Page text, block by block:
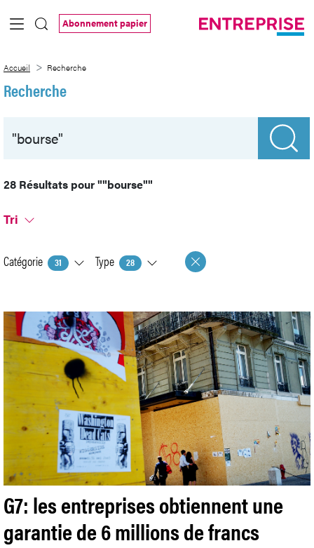
Saut au contenu principal
Abonnement papier
Accueil Recherche
Recherche
28 Résultats pour""bourse""
Tri
Catégorie 31 Type 28
G7: les entreprises obtiennent une
garantie de 6 millions de francs